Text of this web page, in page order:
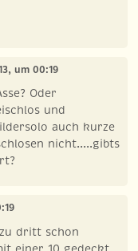
um 00:19
Oder
und
auch kurze
nicht.....gibts
dritt schon